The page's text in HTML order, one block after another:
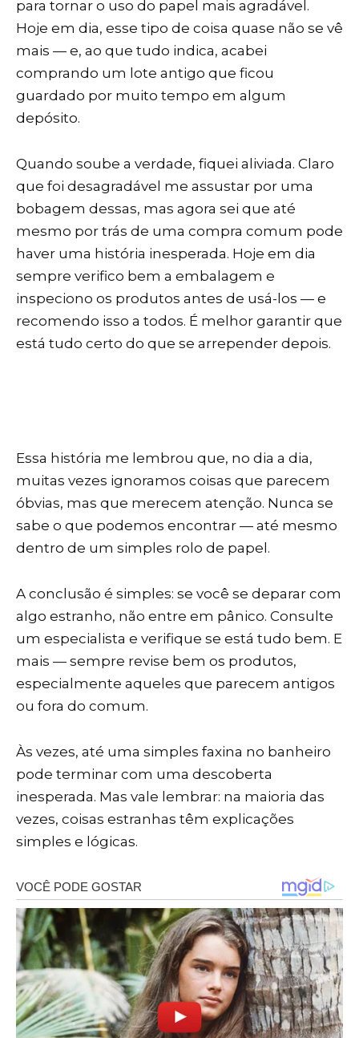
para tornar o uso do papel mais agradável.
Hoje em dia, esse tipo de coisa quase não se vê
mais — e, ao que tudo indica, acabei
comprando um lote antigo que ficou
guardado por muito tempo em algum
depósito.
Quando soube a verdade, fiquei aliviada. Claro
que foi desagradável me assustar por uma
bobagem dessas, mas agora sei que até
mesmo por trás de uma compra comum pode
haver uma história inesperada. Hoje em dia
sempre verifico bem a embalagem e
inspeciono os produtos antes de usá-los — e
recomendo isso a todos. É melhor garantir que
está tudo certo do que se arrepender depois.
Essa história me lembrou que, no dia a dia,
muitas vezes ignoramos coisas que parecem
óbvias, mas que merecem atenção. Nunca se
sabe o que podemos encontrar — até mesmo
dentro de um simples rolo de papel.
A conclusão é simples: se você se deparar com
algo estranho, não entre em pânico. Consulte
um especialista e verifique se está tudo bem. E
mais — sempre revise bem os produtos,
especialmente aqueles que parecem antigos
ou fora do comum.
Às vezes, até uma simples faxina no banheiro
pode terminar com uma descoberta
inesperada. Mas vale lembrar: na maioria das
vezes, coisas estranhas têm explicações
simples e lógicas.